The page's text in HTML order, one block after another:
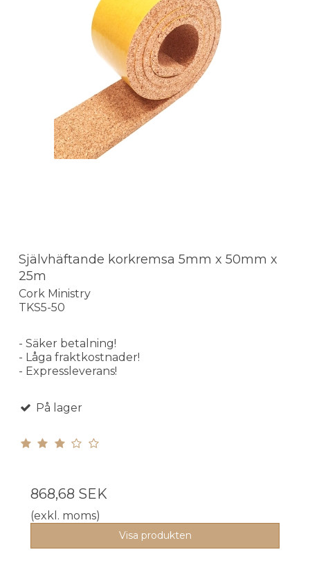
Självhäftande korkremsa 5mm x 50mm x
25m
Cork Ministry
TKS5-50
- Säker betalning!
- Låga fraktkostnader!
- Expressleverans!
På lager
868,68 SEK
(exkl. moms)
Visa produkten